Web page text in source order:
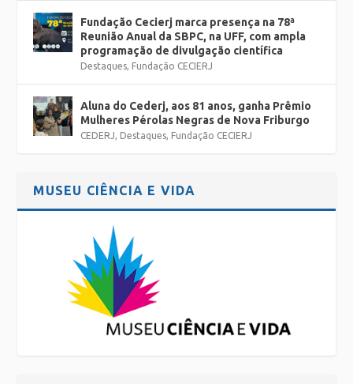
Fundação Cecierj marca presença na 78ª
Reunião Anual da SBPC, na UFF, com ampla
programação de divulgação científica
Destaques, Fundação CECIERJ
Aluna do Cederj, aos 81 anos, ganha Prêmio
Mulheres Pérolas Negras de Nova Friburgo
CEDERJ, Destaques, Fundação CECIERJ
MUSEU CIÊNCIA E VIDA